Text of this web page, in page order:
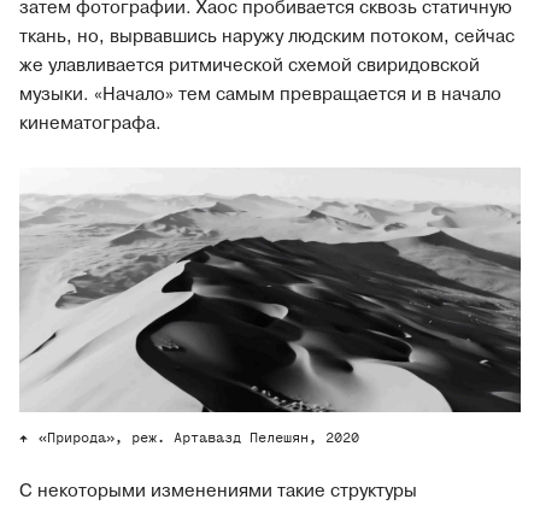
затем фотографии. Хаос пробивается сквозь статичную
ткань, но, вырвавшись наружу людским потоком, сейчас
же улавливается ритмической схемой свиридовской
музыки. «Начало» тем самым превращается и в начало
кинематографа.
«Природа», реж. Артавазд Пелешян, 2020
С некоторыми изменениями такие структуры